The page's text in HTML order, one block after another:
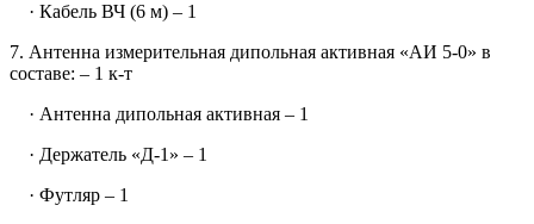
· Кабель ВЧ (6 м) – 1
7. Антенна измерительная дипольная активная «АИ 5-0» в
составе: – 1 к-т
· Антенна дипольная активная – 1
· Держатель «Д-1» – 1
· Футляр – 1